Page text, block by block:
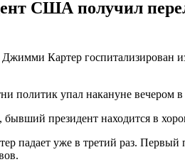
США получил
Картер госпитализирован
политик упал накануне вечером
президент находится в
падает уже в третий раз.